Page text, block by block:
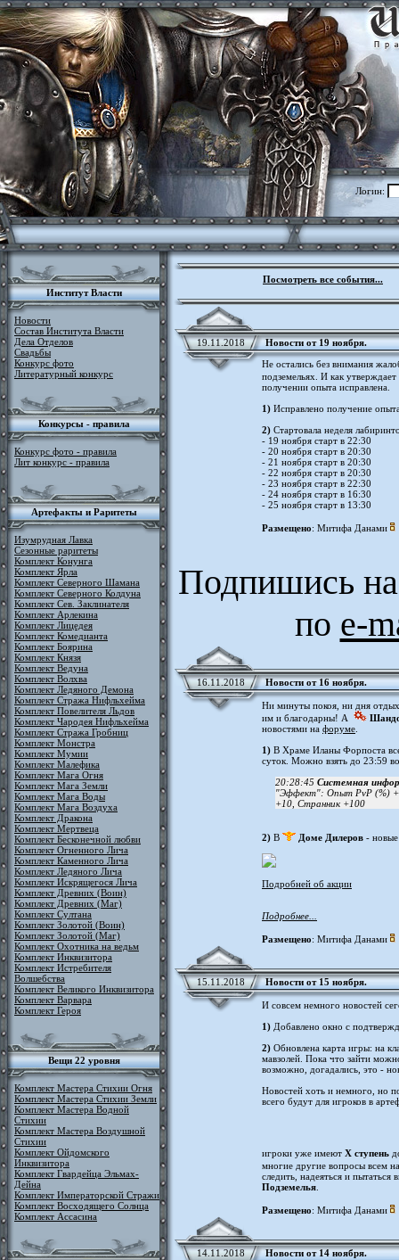
Логин:
Институт Власти
Новости
Состав Института Власти
Дела Отделов
Свадьбы
Конкурс фото
Литературный конкурс
Конкурсы - правила
Конкурс фото - правила
Лит конкурс - правила
Артефакты и Раритеты
Изумрудная Лавка
Сезонные раритеты
Комплект Конунга
Комплект Ярла
Комплект Северного Шамана
Комплект Северного Колдуна
Комплект Сев. Заклинателя
Комплект Арлекина
Комплект Лицедея
Комплект Комедианта
Комплект Боярина
Комплект Князя
Комплект Ведуна
Комплект Волхва
Комплект Ледяного Демона
Комплект Стража Нифльхейма
Комплект Повелителя Льдов
Комплект Чародея Нифльхейма
Комплект Стража Гробниц
Комплект Монстра
Комплект Мумии
Комплект Малефика
Комплект Мага Огня
Комплект Мага Земли
Комплект Мага Воды
Комплект Мага Воздуха
Комплект Дракона
Комплект Мертвеца
Комплект Бесконечной любви
Комплект Огненного Лича
Комплект Каменного Лича
Комплект Ледяного Лича
Комплект Искрящегося Лича
Комплект Древних (Воин)
Комплект Древних (Маг)
Комплект Султана
Комплект Золотой (Воин)
Комплект Золотой (Маг)
Комплект Охотника на ведьм
Комплект Инквизитора
Комплект Истребителя
Волшебства
Комплект Великого Инквизитора
Комплект Варвара
Комплект Героя
Вещи 22 уровня
Комплект Мастера Стихии Огня
Комплект Мастера Стихии Земли
Комплект Мастера Водной
Стихии
Комплект Мастера Воздушной
Стихии
Комплект Ойдомского
Инквизитора
Комплект Гвардейца Эльмах-
Дейна
Комплект Императорской Стражи
Комплект Восходящего Солнца
Комплект Ассасина
Посмотреть все события...
19.11.2018
Новости от 19 ноября.
Не остались без внимания
подземельях. И как
получении опыта исправлена.
1) Исправлено получение
2) Стартовала неделя
- 19 ноября старт в 22:30
- 20 ноября старт в 20:30
- 21 ноября старт в 20:30
- 22 ноября старт в 20:30
- 23 ноября старт в 22:30
- 24 ноября старт в 16:30
- 25 ноября старт в 13:30
Размещено: Митифа Данами
Подпишись
по e-
16.11.2018 Новости от 16 ноября.
Ни минуты покоя, ни дня
им и благодарны! А
новостями на форуме
1) В Храме Иланы Форпоста
суток. Можно взять до 23:59
20:28:45 Системная
"Эффект": Опыт PvP (%)
+10, Странник +100
2) В Доме Дилеров - новые
Подробней об акции
Подробнее...
Размещено: Митифа Данами
15.11.2018 Новости от 15 ноября.
И совсем немного новостей
1) Добавлено окно с
2) Обновлена карта игры: на
мавзолей. Пока что зайти
возможно, догадались, это -
Новостей хоть и немного, но
всего будут для игроков в
игроки уже имеют X ступень
многие другие вопросы всем
следить, надеяться и пытаться
Подземелья
Размещено: Митифа Данами
14.11.2018 Новости от 14 ноября.